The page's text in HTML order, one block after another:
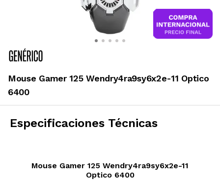
Mouse Gamer 125 Wendry4ra9sy6x2e-11 Optico
6400
Especificaciones Técnicas
Mouse Gamer 125 Wendry4ra9sy6x2e-11
Optico 6400